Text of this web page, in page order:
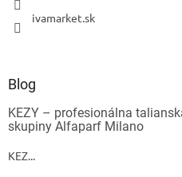
ivamarket.sk
Blog
KEZY – profesionálna
skupiny Alfaparf Milano
KEZ...